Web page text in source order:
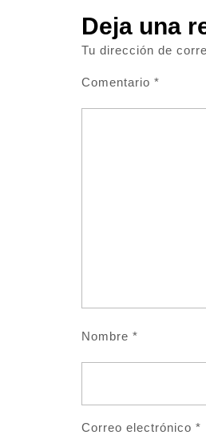
Deja una
Tu dirección de
Comentario *
Nombre *
Correo electrónico *